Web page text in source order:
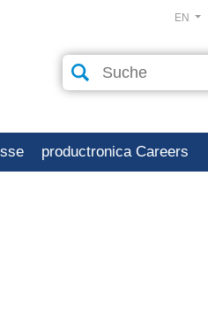
EN
productronica Careers